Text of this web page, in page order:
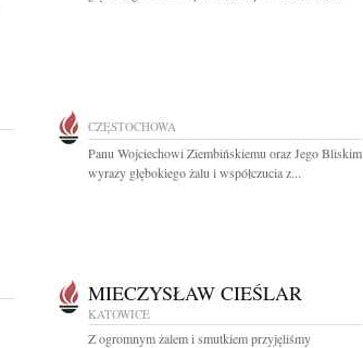
CZĘSTOCHOWA
Panu Wojciechowi Ziembińskiemu oraz Jego Bliskim
wyrazy głębokiego żalu i współczucia z...
MIECZYSŁAW CIEŚLAR
KATOWICE
Z ogromnym żalem i smutkiem przyjęliśmy